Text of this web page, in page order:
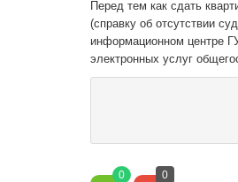
Перед тем как сдать
(справку об отсутствии
информационном центре
электронных услуг
0 0